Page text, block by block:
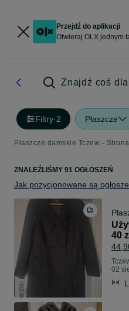
Przejdź do aplikacji
Otwieraj OLX jednym
Znajdź coś
Filtry·2 Płaszcze
Płaszcze damskie Tczew -
ZNALEŹLIŚMY 91 OGŁOSZEŃ
Jak pozycjonowane są
40
02